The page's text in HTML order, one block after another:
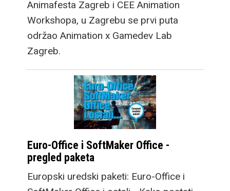
Animafesta Zagreb i CEE Animation
Workshopa, u Zagrebu se prvi puta
održao Animation x Gamedev Lab
Zagreb.
Euro-Office i SoftMaker Office -
pregled paketa
Europski uredski paketi: Euro-Office i